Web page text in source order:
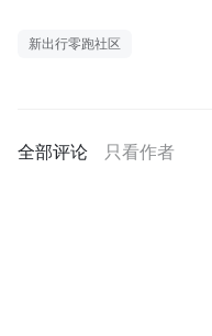
新出行零跑社区
全部评论 只看作者